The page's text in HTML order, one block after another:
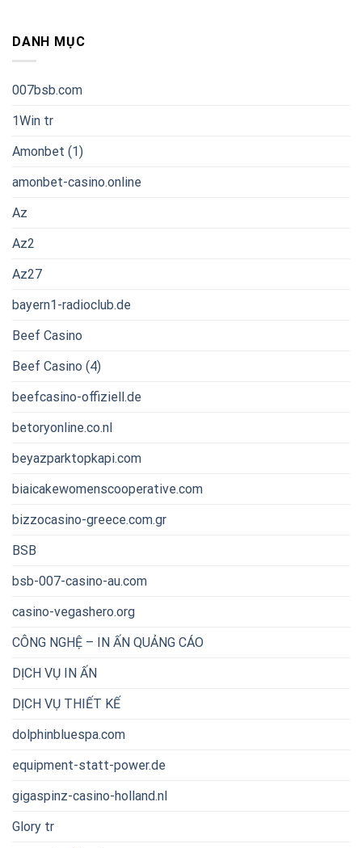
DANH MỤC
007bsb.com
1Win tr
Amonbet (1)
amonbet-casino.online
Az
Az2
Az27
bayern1-radioclub.de
Beef Casino
Beef Casino (4)
beefcasino-offiziell.de
betoryonline.co.nl
beyazparktopkapi.com
biaicakewomenscooperative.com
bizzocasino-greece.com.gr
BSB
bsb-007-casino-au.com
casino-vegashero.org
CÔNG NGHỆ – IN ẤN QUẢNG CÁO
DỊCH VỤ IN ẤN
DỊCH VỤ THIẾT KẾ
dolphinbluespa.com
equipment-statt-power.de
gigaspinz-casino-holland.nl
Glory tr